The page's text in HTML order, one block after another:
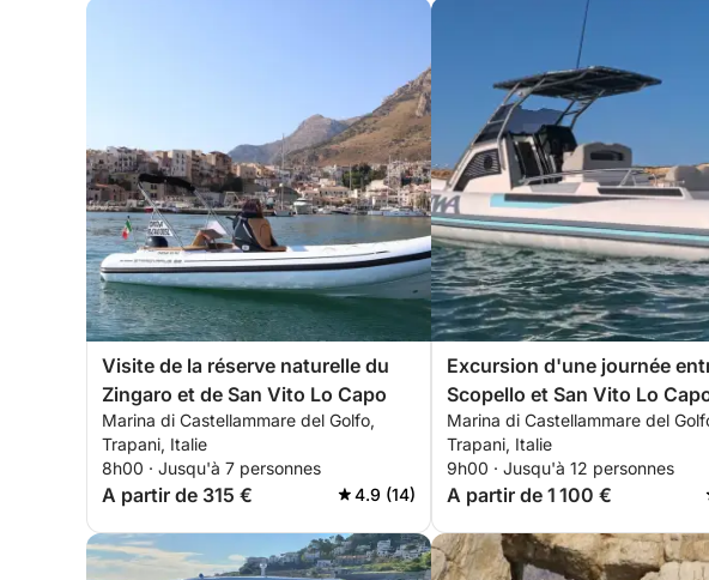
Visite de la réserve naturelle du
Zingaro et de San Vito Lo Capo
Marina di Castellammare del Golfo,
Trapani, Italie
8h00 · Jusqu'à 7 personnes
A partir de 315 € 4.9 (14)
Excursion d'une journée
Scopello et San Vito Lo
Marina di Castellammare del
Trapani, Italie
9h00 · Jusqu'à 12 personnes
A partir de 1 100 €